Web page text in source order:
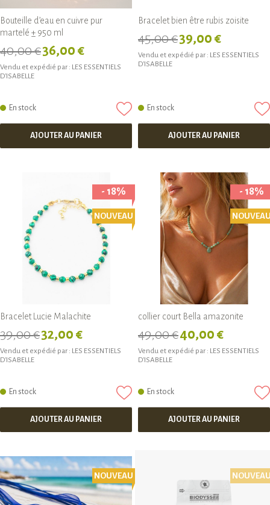
Bouteille d’eau en cuivre pur
martelé ± 950 ml
40,00 €36,00 €
Vendu et expédié par : LES ESSENTIELS
D'ISABELLE
En stock
AJOUTER AU PANIER
Bracelet bien être rubis zoisite
45,00 €39,00 €
Vendu et expédié par : LES ESSENTIELS
D'ISABELLE
En stock
AJOUTER AU PANIER
- 18%
NOUVEAU
Bracelet Lucie Malachite
39,00 €32,00 €
Vendu et expédié par : LES ESSENTIELS
D'ISABELLE
En stock
AJOUTER AU PANIER
- 18%
collier court Bella amazonite
49,00 €40,00 €
Vendu et expédié par : LES ESSENTIELS
D'ISABELLE
En stock
AJOUTER AU PANIER
NOUVEAU